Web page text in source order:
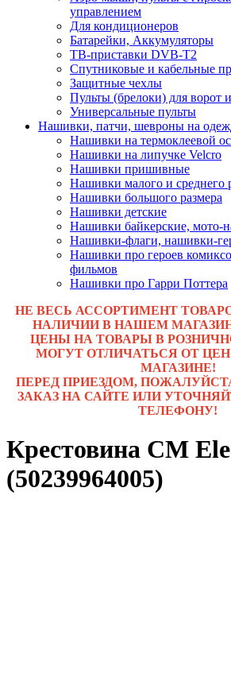
управлением
Для кондиционеров
Батарейки, Аккумуляторы
ТВ-приставки DVB-T2
Спутниковые и кабельные
Защитные чехлы
Пульты (брелоки) для ворот
Универсальные пульты
Нашивки, патчи, шевроны на
Нашивки на термоклеевой
Нашивки на липучке Velcro
Нашивки пришивные
Нашивки малого и среднего
Нашивки большого размера
Нашивки детские
Нашивки байкерские, мото-
Нашивки-флаги, нашивки-
Нашивки про героев
фильмов
Нашивки про Гарри Поттера
НЕ ВЕСЬ АССОРТИМЕНТ
НАЛИЧИИ В НАШЕМ
ЦЕНЫ НА ТОВАРЫ В
МОГУТ ОТЛИЧАТЬСЯ ОТ ЦЕН
МАГАЗИНЕ!
ПЕРЕД ПРИЕЗДОМ,
ЗАКАЗ НА САЙТЕ ИЛИ
ТЕЛЕФОНУ!
Крестовина СМ
(50239964005)